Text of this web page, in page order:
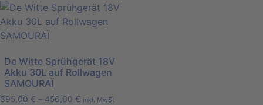
De Witte Sprühgerät 18V
Akku 30L auf Rollwagen
SAMOURAÏ
395,00 € – 456,00 € inkl. MwSt